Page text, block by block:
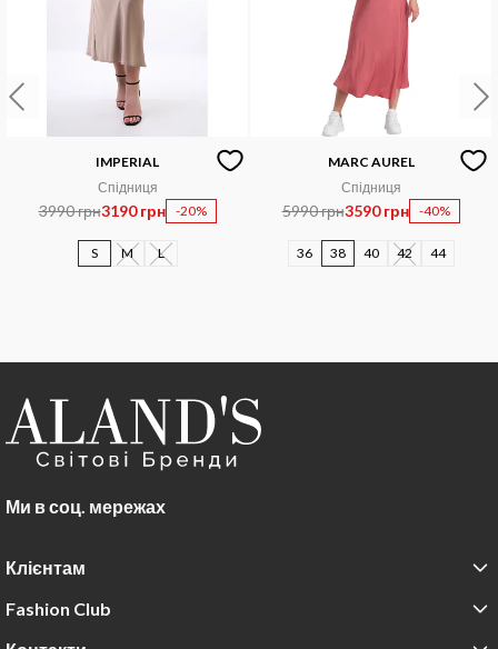
IMPERIAL
Спідниця
3990 грн3190 грн -20%
S M L
MARC AUREL
Спідниця
5990 грн3590 грн -40%
36 38 40 42 44
Ми в соц. мережах
Клієнтам
Fashion Club